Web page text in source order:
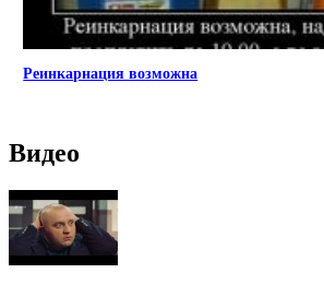
Реинкарнация возможна
Видео